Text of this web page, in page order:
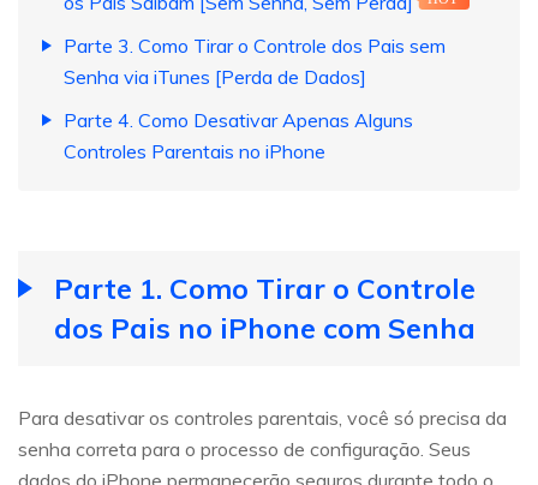
Parte 3. Como Tirar o Controle dos Pais sem
Senha via iTunes [Perda de Dados]
Parte 4. Como Desativar Apenas Alguns
Controles Parentais no iPhone
Parte 1. Como Tirar o Controle
dos Pais no iPhone com Senha
Para desativar os controles parentais, você só precisa da
senha correta para o processo de configuração. Seus